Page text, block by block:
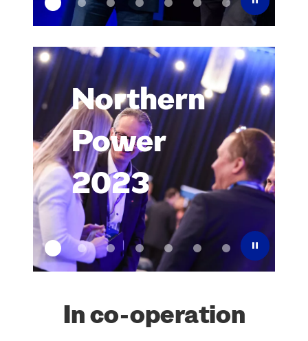
Nort­hern
Power
2023
In co-ope­ra­tion